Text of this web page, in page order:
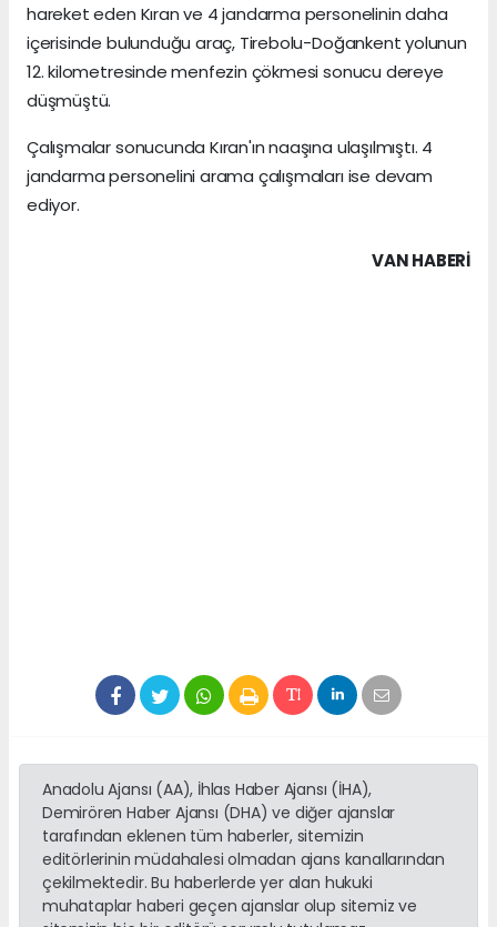
hareket eden Kıran ve 4 jandarma personelinin daha
içerisinde bulunduğu araç, Tirebolu-Doğankent yolunun
12. kilometresinde menfezin çökmesi sonucu dereye
düşmüştü.
Çalışmalar sonucunda Kıran'ın naaşına ulaşılmıştı. 4
jandarma personelini arama çalışmaları ise devam
ediyor.
VAN HABERİ
Anadolu Ajansı (AA), İhlas Haber Ajansı (İHA),
Demirören Haber Ajansı (DHA) ve diğer ajanslar
tarafından eklenen tüm haberler, sitemizin
editörlerinin müdahalesi olmadan ajans kanallarından
çekilmektedir. Bu haberlerde yer alan hukuki
muhataplar haberi geçen ajanslar olup sitemiz ve